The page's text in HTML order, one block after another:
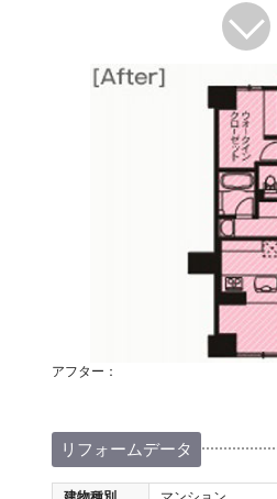
アフター：
リフォームデータ